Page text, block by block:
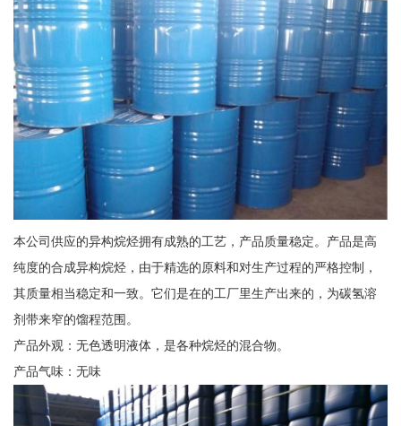
本公司供应的异构烷烃拥有成熟的工艺，产品质量稳定。产品是高
纯度的合成异构烷烃，由于精选的原料和对生产过程的严格控制，
其质量相当稳定和一致。它们是在的工厂里生产出来的，为碳氢溶
剂带来窄的馏程范围。
产品外观：无色透明液体，是各种烷烃的混合物。
产品气味：无味